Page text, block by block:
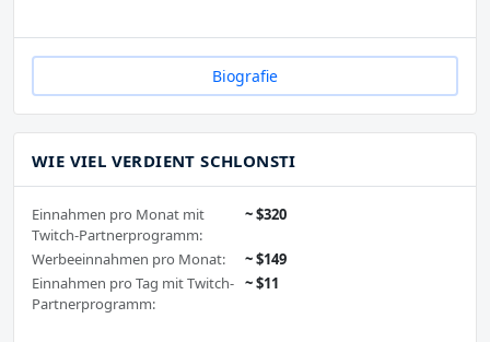
Biografie
WIE VIEL VERDIENT SCHLONSTI
Einnahmen pro Monat mit
Twitch-Partnerprogramm:
~ $320
Werbeeinnahmen pro Monat:
~ $149
Einnahmen pro Tag mit Twitch-
Partnerprogramm:
~ $11